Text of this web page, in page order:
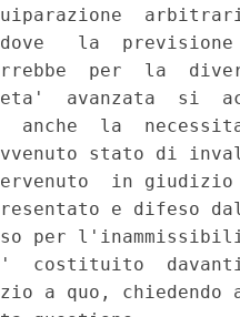
la
per  la
avanzata  si
anche  la
stato di
in
e difeso
per
costituito
a quo,